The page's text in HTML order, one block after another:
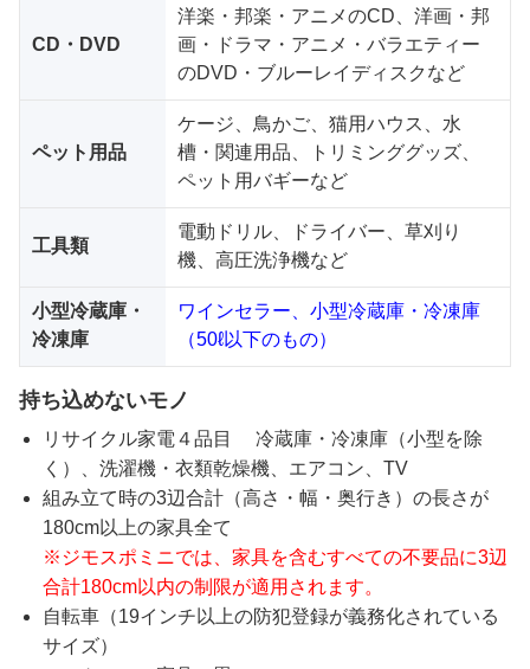
CD・DVD
洋楽・邦楽・アニメのCD、洋画・邦
画・ドラマ・アニメ・バラエティー
のDVD・ブルーレイディスクなど
ペット用品
ケージ、鳥かご、猫用ハウス、水
槽・関連用品、トリミンググッズ、
ペット用バギーなど
工具類
電動ドリル、ドライバー、草刈り
機、高圧洗浄機など
小型冷蔵庫・
冷凍庫
ワインセラー、小型冷蔵庫・冷凍庫
（50ℓ以下のもの）
持ち込めないモノ
リサイクル家電４品目 冷蔵庫・冷凍庫（小型を除
く）、洗濯機・衣類乾燥機、エアコン、TV
組み立て時の3辺合計（高さ・幅・奥行き）の長さが
180cm以上の家具全て
※ジモスポミニでは、家具を含むすべての不要品に3辺
合計180cm以内の制限が適用されます。
自転車（19インチ以上の防犯登録が義務化されている
サイズ）